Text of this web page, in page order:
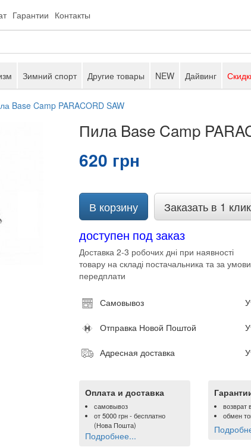
Гарантии Контакты
Зимний спорт Другие товары NEW Дайвинг
Base Camp PARACORD SAW
Пила Base Camp
620 грн
В корзину Заказать в 1 клик
доступен под заказ
Доставка 2-3 робочих дні при наявності
товару на складі постачальника та за умови
передплати
Самовывоз
Отправка Новой Поштой
Адресная доставка
Оплата и доставка
самовывоз
от5000 грн- бесплатно
(Нова Пошта)
Подробнее...
возврат
обмен